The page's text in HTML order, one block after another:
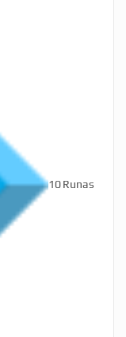
10Runas